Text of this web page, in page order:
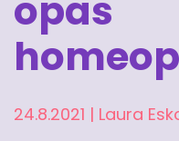
opas
24.8.2021 | Laura